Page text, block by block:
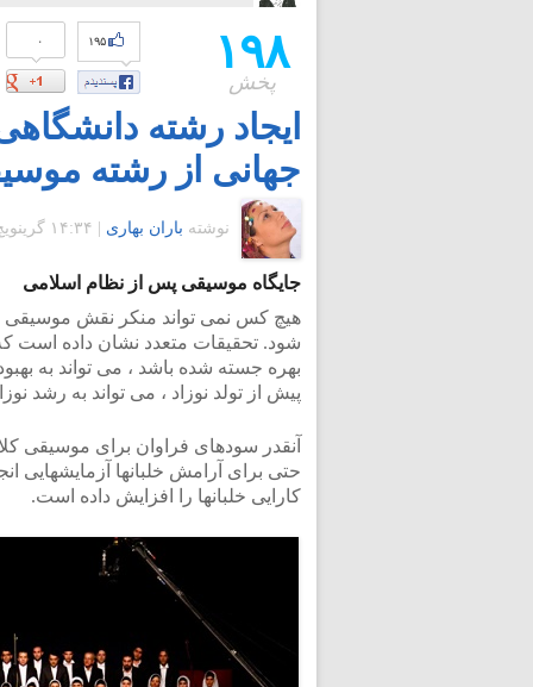
۱۹۸
پخش
۰ ۱۹۵
ایجاد رشته
جهانی از رشته
نوشته باران بهاری ۱۴:۳۴ گرينويچ - جمعه ۹ بهمن ۱۳۹۴
جایگاه موسیقی پس از نظام اسلامی
هیچ کس نمی تواند منکر نقش موسیقی
شود. تحقیقات متعدد نشان داده است
بهره جسته شده باشد ، می تواند به
پیش از تولد نوزاد ، می تواند به رشد
آنقدر سودهای فراوان برای موسیقی
حتی برای آرامش خلبانها
کارایی خلبانها را افزایش داده است.